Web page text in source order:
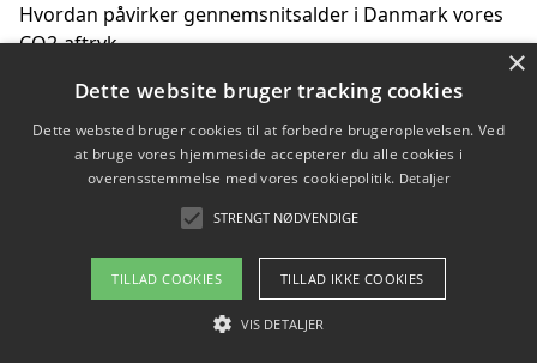
Hvordan påvirker gennemsnitsalder i Danmark vores
CO2-aftryk
Hvordan nyheder om CO2-udledning påvirker vores
hverdag
Om / kontakt
Blog Betingelser
×
Dette website bruger tracking cookies
Dette websted bruger cookies til at forbedre brugeroplevelsen. Ved
at bruge vores hjemmeside accepterer du alle cookies i
overensstemmelse med vores cookiepolitik. Detaljer
STRENGT NØDVENDIGE
TILLAD COOKIES TILLAD IKKE COOKIES
VIS DETALJER